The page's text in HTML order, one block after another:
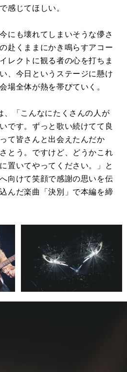
感じてほしい。
にも壊れてしまいそうな儚さ
赴くままにかき鳴らすアコー
レクトに観る者の心を打ちま
、今日というステージに懸け
場全体が熱を帯びていく。
、「こんなにたくさんの人が
です。ずっと歌い続けてて良
て皆さんと出会えたんだか
とう。ですけど、どうかこれ
置いてやってください。」と
向けて笑顔で感謝の思いを伝
んだ楽曲「決別」で本編を締